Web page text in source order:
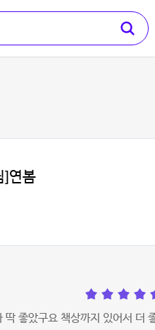
]연봄
좋았구요 책상까지 있어서 더